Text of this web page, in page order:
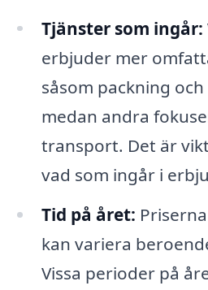
Tjänster som ingår:
erbjuder mer
såsom packning
medan andra
transport. Det är
vad som ingår i
Tid på året:
kan variera
Vissa perioder på